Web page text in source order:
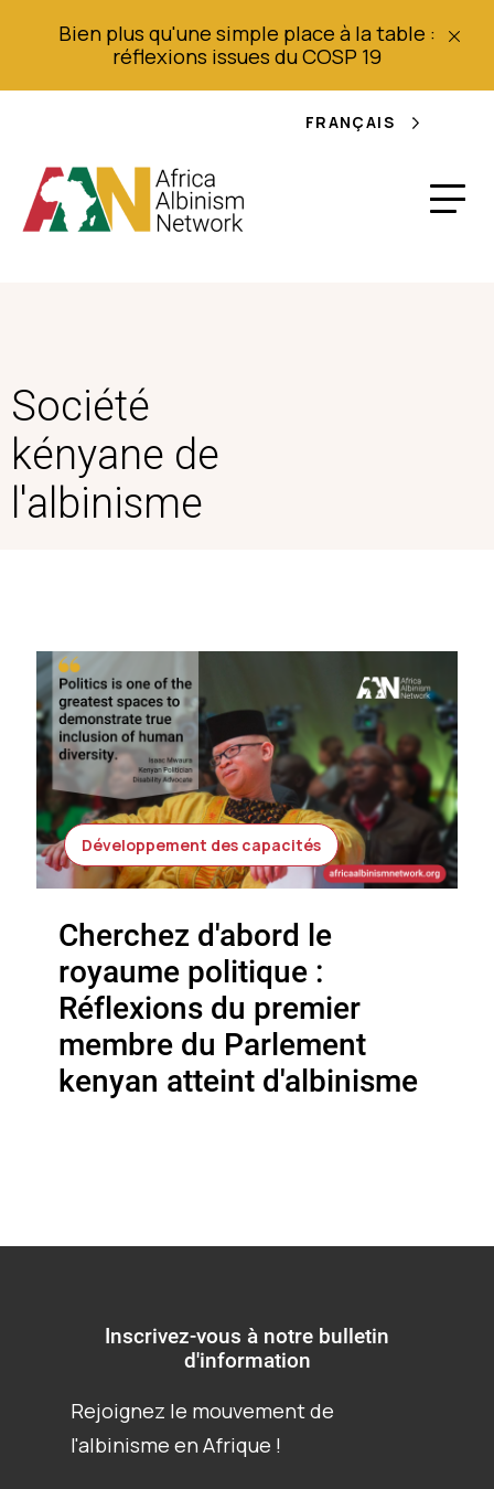
Bien plus qu'une simple place à la table :
réflexions issues du COSP 19
FRANÇAIS
Société
kényane de
l'albinisme
Développement des capacités
Cherchez d'abord le
royaume politique :
Réflexions du premier
membre du Parlement
kenyan atteint d'albinisme
Inscrivez-vous à notre bulletin
d'information
Rejoignez le mouvement de
l'albinisme en Afrique !